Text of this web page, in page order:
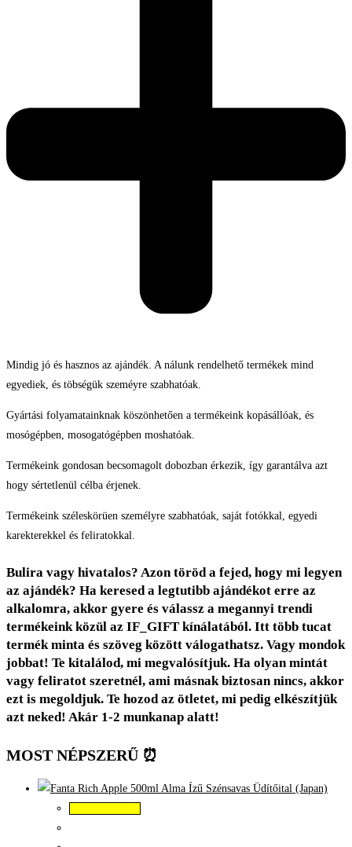
Mindig jó és hasznos az ajándék. A nálunk rendelhető termékek mind
egyediek, és töbségük szeméyre szabhatóak.
Gyártási folyamatainknak köszönhetően a termékeink kopásállóak, és
mosógépben, mosogatógépben moshatóak.
Termékeink gondosan becsomagolt dobozban érkezik, így garantálva azt
hogy sértetlenül célba érjenek.
Termékeink széleskörüen személyre szabhatóak, saját fotókkal, egyedi
karekterekkel és feliratokkal.
Bulira vagy hivatalos? Azon töröd a fejed, hogy mi legyen
az ajándék? Ha keresed a legtutibb ajándékot erre az
alkalomra, akkor gyere és válassz a megannyi trendi
termékeink közül az IF_GIFT kínálatából. Itt több tucat
termék minta és szöveg között válogathatsz. Vagy mondok
jobbat! Te kitalálod, mi megvalósítjuk. Ha olyan mintát
vagy feliratot szeretnél, ami másnak biztosan nincs, akkor
ezt is megoldjuk. Te hozod az ötletet, mi pedig elkészítjük
azt neked! Akár 1-2 munkanap alatt!
MOST NÉPSZERŰ ⏰